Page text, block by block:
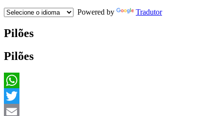
Powered by
Tradutor
Pilões
Pilões
WhatsApp
Twitter